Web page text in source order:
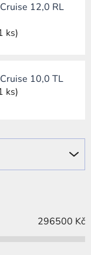
12,0 RL
ks)
10,0 TL
ks)
296500 Kč